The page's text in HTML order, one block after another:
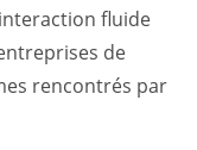
fluide
de
rencontrés par